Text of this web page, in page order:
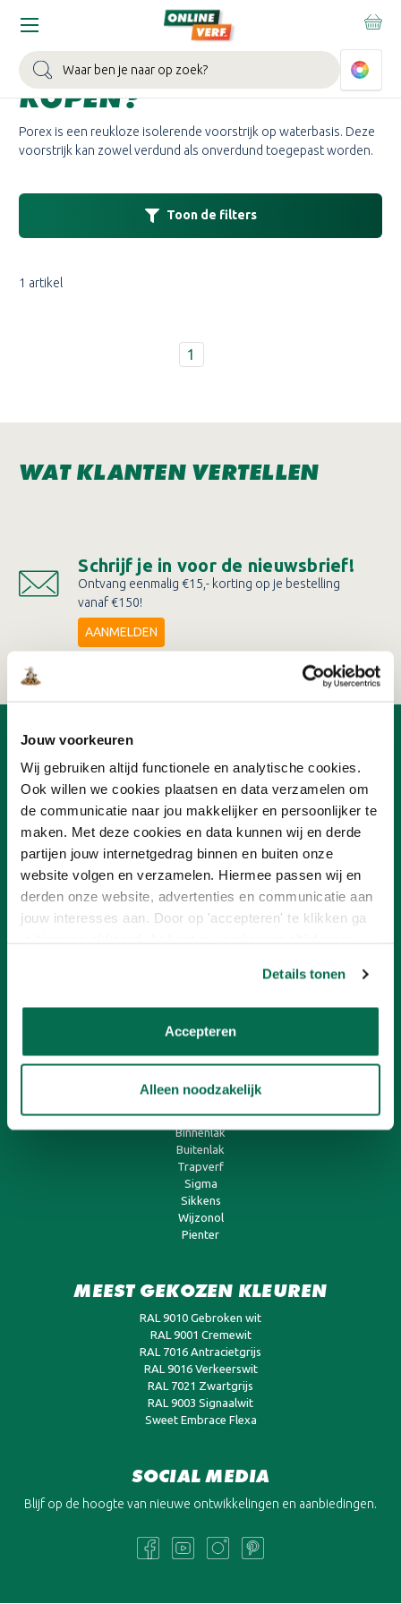
Jouw voorkeuren
Wij gebruiken altijd functionele en analytische cookies.
Ook willen we cookies plaatsen en data verzamelen om
de communicatie naar jou makkelijker en persoonlijker te
maken. Met deze cookies en data kunnen wij en derde
partijen jouw internetgedrag binnen en buiten onze
website volgen en verzamelen. Hiermee passen wij en
derden onze website, advertenties en communicatie aan
jouw interesses aan. Door op 'accepteren' te klikken ga
Details tonen
Accepteren
Alleen noodzakelijk
Zoeken
Home Porex
POREX VOORSTRIJK
KOPEN?
Porex is een reukloze isolerende voorstrijk op waterbasis. Deze
voorstrijk kan zowel verdund als onverdund toegepast worden.
1 artikel
1
Toon de filters
WAT KLANTEN VERTELLEN
Schrijf je in voor de nieuwsbrief!
Ontvang eenmalig €15,- korting op je bestelling
vanaf €150!
AANMELDEN
OVER ONLINEVERF
Advies
Nieuwsbrief
Ons concept
Verf aanbiedingen
Franchisenemer worden
KLANTENSERVICE
Verzending en bezorging
SNEL AAN DE SLAG
Muurverf
Binnenlak
Buitenlak
Trapverf
Sigma
Sikkens
Wijzonol
Pienter
MEEST GEKOZEN KLEUREN
RAL 9010 Gebroken wit
RAL 9001 Cremewit
RAL 7016 Antracietgrijs
RAL 9016 Verkeerswit
RAL 7021 Zwartgrijs
RAL 9003 Signaalwit
Sweet Embrace Flexa
SOCIAL MEDIA
Blijf op de hoogte van nieuwe ontwikkelingen en aanbiedingen.